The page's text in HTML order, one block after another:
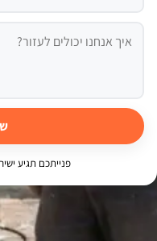
פנייתכם תגיע